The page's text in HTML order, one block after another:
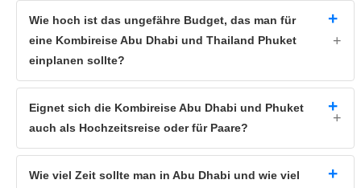
Wie hoch ist das ungefähre Budget, das man für
eine Kombireise Abu Dhabi und Thailand Phuket
einplanen sollte?
Eignet sich die Kombireise Abu Dhabi und Phuket
auch als Hochzeitsreise oder für Paare?
Wie viel Zeit sollte man in Abu Dhabi und wie viel